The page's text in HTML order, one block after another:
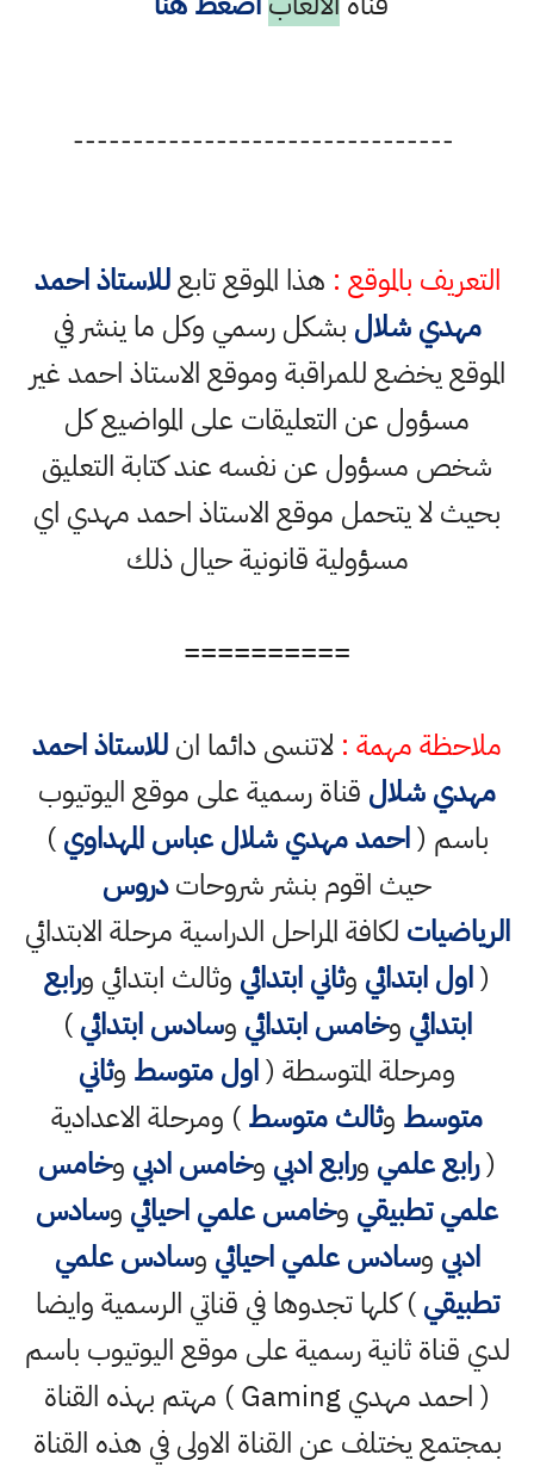
--------------------------------
التعريف بالموقع : هذا الموقع تابعللاستاذ احمد
مهدي شلال بشكل رسمي وكل ما ينشر في
الموقع يخضع للمراقبة وموقع الاستاذ احمد غير
مسؤول عن التعليقات على المواضيع كل
شخص مسؤول عن نفسه عند كتابة التعليق
بحيث لا يتحمل موقع الاستاذ احمد مهدي اي
مسؤولية قانونية حيال ذلك
==========
ملاحظة مهمة : لاتنسى دائما انللاستاذ احمد
مهدي شلال قناة رسمية على موقع اليوتيوب
باسم (احمد مهدي شلال عباس المهداوي)
حيث اقوم بنشر شروحاتدروس
الرياضيات لكافة المراحل الدراسية مرحلة الابتدائي
(اول ابتدائي وثاني ابتدائي وثالث ابتدائي ورابع
ابتدائي وخامس ابتدائي وسادس ابتدائي)
ومرحلة المتوسطة (اول متوسط وثاني
متوسط وثالث متوسط) ومرحلة الاعدادية
(رابع علمي ورابع ادبي وخامس ادبي وخامس
علمي تطبيقي وخامس علمي احيائي وسادس
ادبي وسادس علمي احيائي وسادس علمي
تطبيقي) كلها تجدوها في قناتي الرسمية وايضا
لدي قناة ثانية رسمية على موقع اليوتيوب باسم
( احمد مهدي Gaming ) مهتم بهذه القناة
بمجتمع يختلف عن القناة الاولى في هذه القناة